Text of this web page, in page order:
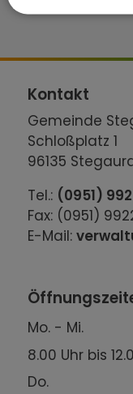
Kontakt
Gemeinde
Schloßplatz 1
96135
Tel.: (0951)
Fax: (0951)
E-Mail:
Mo. - Mi.
8.00 Uhr bis
Do.